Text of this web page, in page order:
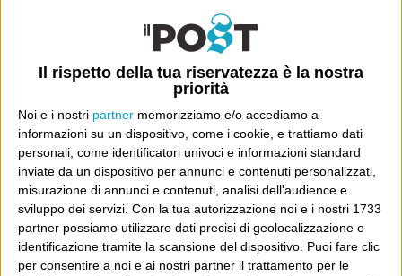
Il rispetto della tua riservatezza è la nostra
priorità
Noi e i nostri partner memorizziamo e/o accediamo a
informazioni su un dispositivo, come i cookie, e trattiamo dati
personali, come identificatori univoci e informazioni standard
inviate da un dispositivo per annunci e contenuti personalizzati,
misurazione di annunci e contenuti, analisi dell'audience e
sviluppo dei servizi. Con la tua autorizzazione noi e i nostri 1733
partner possiamo utilizzare dati precisi di geolocalizzazione e
identificazione tramite la scansione del dispositivo. Puoi fare clic
per consentire a noi e ai nostri partner il trattamento per le
Il Foglio
Accorrono i giovani a Roma per il Giubileo, per
incontrare il papa. Alla cerimonia inaugurale vengono
presentate le varie nazioni presenti con la lettura di
alcuni passi del Vangelo. Dei giovani attori interpretano
passi della Bibbia sul sagrato di San...Continua
Woodstock giubilare
17 Agosto 2000 Cartastampata,Il Foglio